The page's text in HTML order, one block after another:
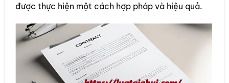
được thực hiện một cách hợp pháp và hiệu quả.